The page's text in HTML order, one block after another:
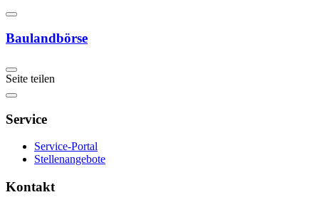
Baulandbörse
Seite teilen
Service
Service-Portal
Stellenangebote
Kontakt